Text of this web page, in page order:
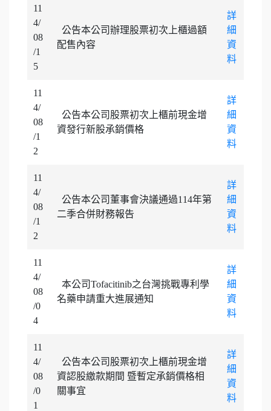
11
4/
08
/1
5
公告本公司辦理股票初次上櫃過額
配售內容
詳
細
資
料
11
4/
08
/1
2
公告本公司股票初次上櫃前現金增
資發行新股承銷價格
詳
細
資
料
11
4/
08
/1
2
公告本公司董事會決議通過114年第
二季合併財務報告
詳
細
資
料
11
4/
08
/0
4
本公司Tofacitinib之台灣挑戰專利學
名藥申請重大進展通知
詳
細
資
料
11
4/
08
/0
1
公告本公司股票初次上櫃前現金增
資認股繳款期間 暨暫定承銷價格相
關事宜
詳
細
資
料